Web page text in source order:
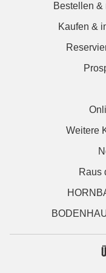
Bestellen &
Kaufen &
Weitere
Raus